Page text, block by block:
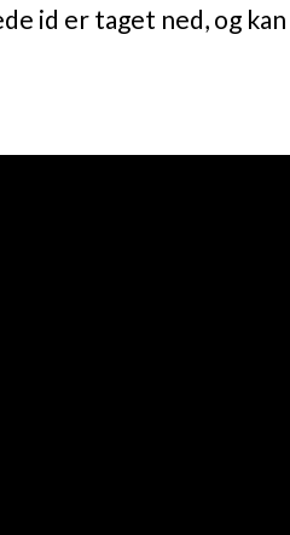
id er taget ned, og